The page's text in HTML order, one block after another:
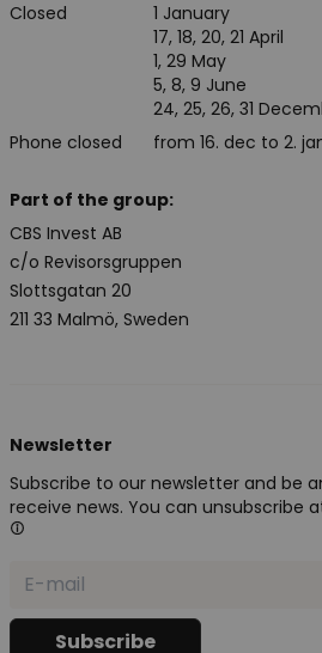
Closed
Phone closed
1 January
17, 18, 20, 21 April
1, 29 May
5, 8, 9 June
24, 25, 26, 31
from 16. dec to 2.
Part of the group:
CBS Invest AB
c/o Revisorsgruppen
Slottsgatan 20
211 33 Malmö, Sweden
Newsletter
Subscribe to our newsletter and be
receive news. You can unsubscribe